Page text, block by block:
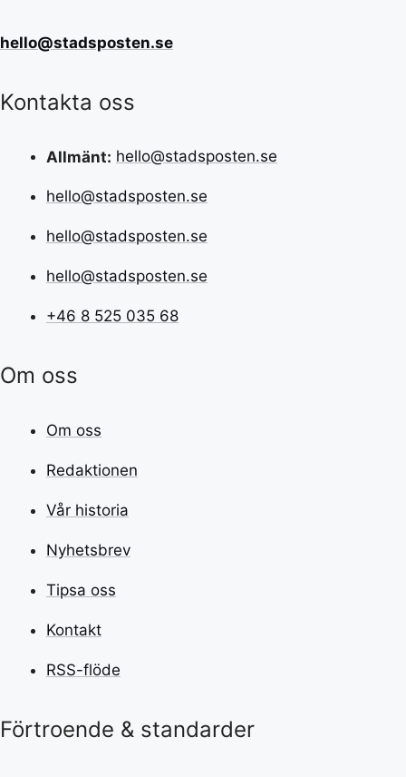
hello@stadsposten.se
Kontakta oss
Allmänt: hello@stadsposten.se
hello@stadsposten.se
hello@stadsposten.se
hello@stadsposten.se
+46 8 525 035 68
Om oss
Om oss
Redaktionen
Vår historia
Nyhetsbrev
Tipsa oss
Kontakt
RSS-flöde
Förtroende & standarder